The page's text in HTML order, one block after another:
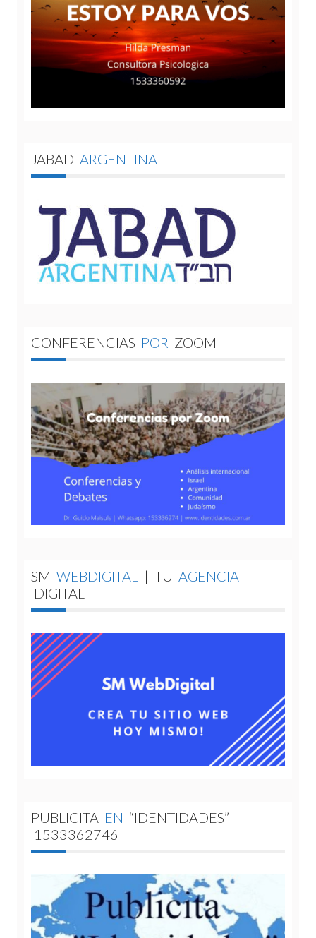
JABAD ARGENTINA
CONFERENCIAS POR ZOOM
SM WEBDIGITAL | TU AGENCIA
DIGITAL
PUBLICITA EN “IDENTIDADES”
1533362746